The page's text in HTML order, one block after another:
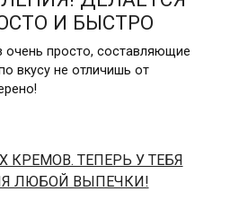
И БЫСТРО
очень просто, составляющие
вкусу не отличишь от